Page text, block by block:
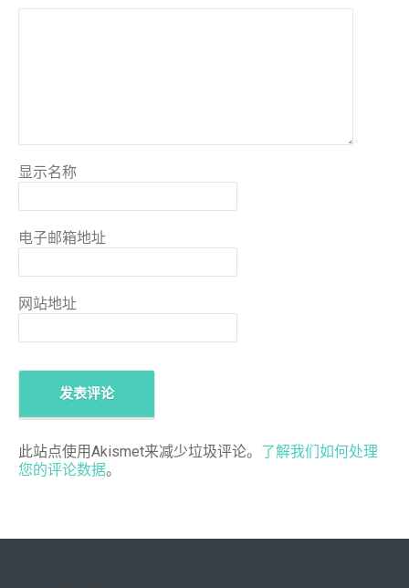
显示名称
电子邮箱地址
网站地址
此站点使用Akismet来减少垃圾评论。 了解我们如何处理
您的评论数据。